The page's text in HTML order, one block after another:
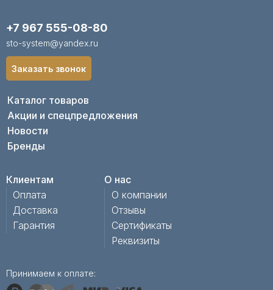
Каталог товаров
Акции и спецпредложения
Новости
Бренды
Клиентам
Оплата
Доставка
Гарантия
О нас
О компании
Отзывы
Сертификаты
Реквизиты
+7 967 555-08-80
sto-system@yandex.ru
Принимаем к оплате:
Заказать звонок